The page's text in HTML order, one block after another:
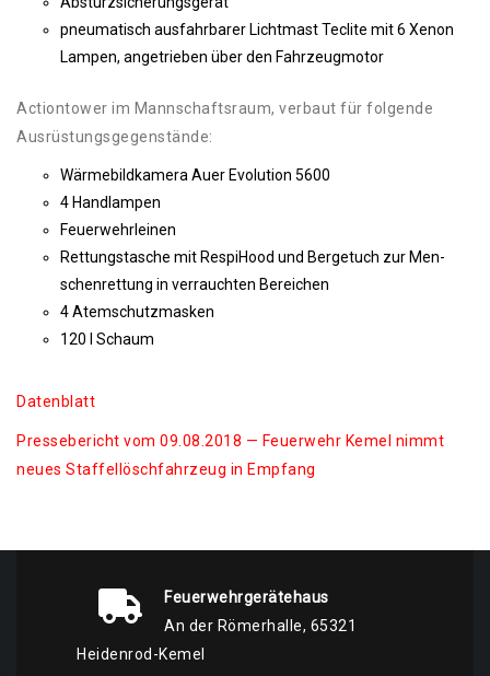
pneu­ma­tisch aus­fahr­ba­rer Licht­mast Tecli­te mit 6 Xenon
Lam­pen, ange­trie­ben über den Fahrzeugmotor
Action­to­wer im Mann­schafts­raum, ver­baut für fol­gen­de
Ausrüstungsgegenstände:
Wär­me­bild­ka­me­ra Auer Evo­lu­ti­on 5600
4 Hand­lam­pen
Feu­er­wehr­lei­nen
Ret­tungs­ta­sche mit Respi­Hood und Ber­ge­tuch zur Men­
schen­ret­tung in ver­rauch­ten Bereichen
4 Atem­schutzmasken
120 l Schaum
Daten­blatt
Pres­se­be­richt vom 09.08.2018 — Feu­er­wehr Kemel nimmt
neu­es Staf­fel­lösch­fahr­zeug in Empfang
Feuerwehrgerätehaus
An der Römerhalle, 65321
Heidenrod-Kemel